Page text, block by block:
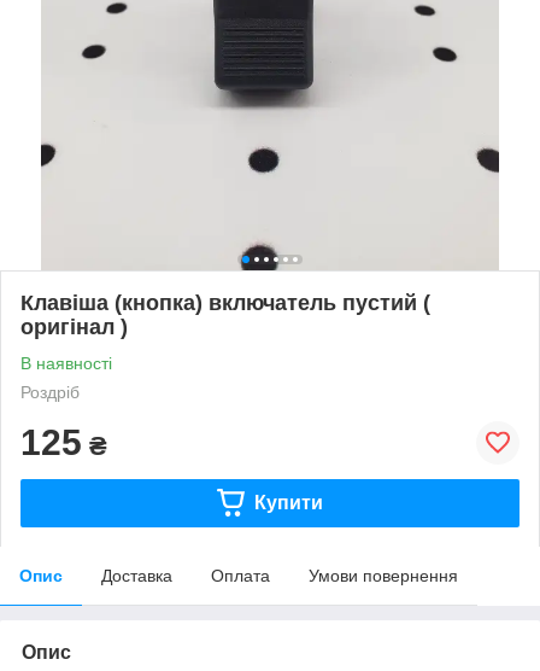
Клавіша (кнопка) включатель пустий (
оригінал )
В наявності
Роздріб
125 ₴
Купити
Опис Доставка Оплата Умови повернення
Опис